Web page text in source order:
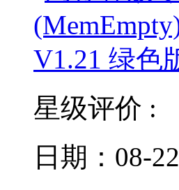
星级评价 :
日期：08-22